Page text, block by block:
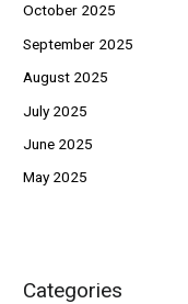
October 2025
September 2025
August 2025
July 2025
June 2025
May 2025
Categories